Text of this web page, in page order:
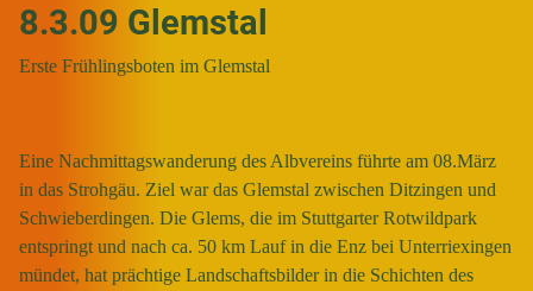
8.3.09 Glemstal
Erste Frühlingsboten im Glemstal
Eine Nachmittagswanderung des Albvereins führte am 08.März
in das Strohgäu. Ziel war das Glemstal zwischen Ditzingen und
Schwieberdingen. Die Glems, die im Stuttgarter Rotwildpark
entspringt und nach ca. 50 km Lauf in die Enz bei Unterriexingen
mündet, hat prächtige Landschaftsbilder in die Schichten des